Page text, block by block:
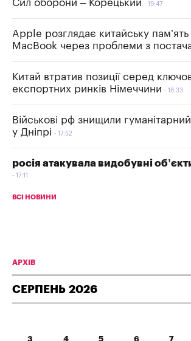
Сил оборони – Корецький 19:47
Apple розглядає китайську
MacBook через проблеми з
Китай втратив позиції серед
експортних ринків Німеччини
18:33
Військові рф знищили
у Дніпрі
17:52
росія атакувала видобувні
17:11
ВСІ НОВИНИ
АРХІВ
СЕРПЕНЬ 2026
3 4 5 6 7